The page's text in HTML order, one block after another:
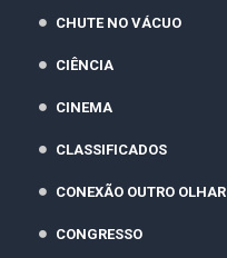
CHUTE NO VÁCUO
CIÊNCIA
CINEMA
CLASSIFICADOS
CONEXÃO OUTRO OLHAR
CONGRESSO